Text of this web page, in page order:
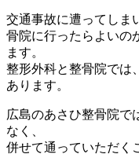
交通事故に遭ってしま
骨院に行ったらよいの
ます。
整形外科と整骨院では
あります。
広島のあさひ整骨院で
なく、
併せて通っていただく